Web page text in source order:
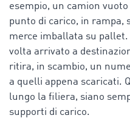
esempio, un camion
punto di carico, in rampa,
merce imballata su
volta arrivato a
ritira, in scambio, un
a quelli appena scaricati.
lungo la filiera, siano
supporti di carico.